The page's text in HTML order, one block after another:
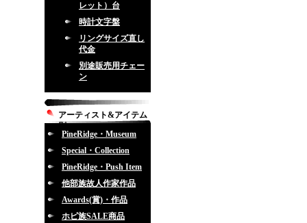
レット）台
時計文字盤
リングサイズ直し
代金
別途販売用チェー
ン
アーティスト&アイテム
別
PineRidge・Museum
Special・Collection
PineRidge・Push Item
他部族故人作家作品
Awards(賞)・作品
ホピ族SALE商品